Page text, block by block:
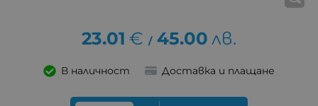
23.01 € / 45.00 лв.
В наличност Доставка и плащане